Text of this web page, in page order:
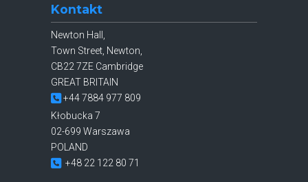
Kontakt
Newton Hall,
Town Street, Newton,
CB22 7ZE Cambridge
GREAT BRITAIN
+44 7884 977 809
Kłobucka 7
02-699 Warszawa
POLAND
+48 22 122 80 71